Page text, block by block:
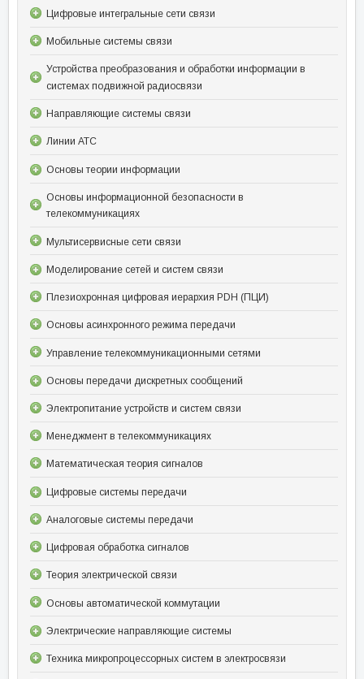
Цифровые интегральные сети связи
Мобильные системы связи
Устройства преобразования и обработки информации в
системах подвижной радиосвязи
Направляющие системы связи
Линии АТС
Основы теории информации
Основы информационной безопасности в
телекоммуникациях
Мультисервисные сети связи
Моделирование сетей и систем связи
Плезиохронная цифровая иерархия PDH (ПЦИ)
Основы асинхронного режима передачи
Управление телекоммуникационными сетями
Основы передачи дискретных сообщений
Электропитание устройств и систем связи
Менеджмент в телекоммуникациях
Математическая теория сигналов
Цифровые системы передачи
Аналоговые системы передачи
Цифровая обработка сигналов
Теория электрической связи
Основы автоматической коммутации
Электрические направляющие системы
Техника микропроцессорных систем в электросвязи